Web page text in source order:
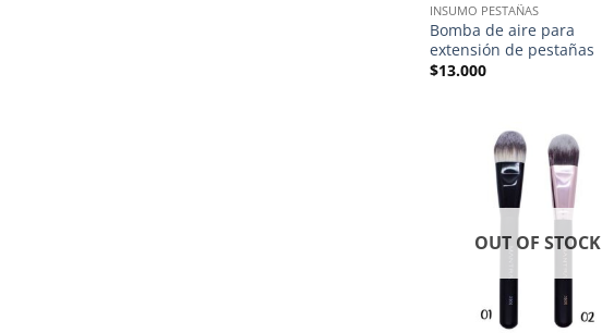
INSUMO PESTAÑAS
Bomba de aire para
extensión de pestañas
$13.000
OUT OF STOCK